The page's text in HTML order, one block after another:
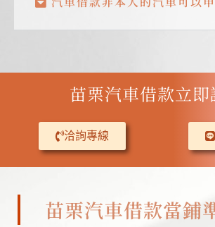
苗栗汽車借款立即
洽詢專線
苗栗汽車借款當鋪